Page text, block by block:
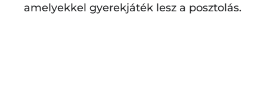
amelyekkel gyerekjáték lesz a posztolás.